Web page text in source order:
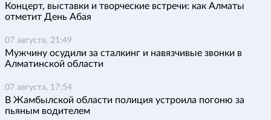
Концерт, выставки и творческие встречи: как Алматы
отметит День Абая
07 августа, 21:49
Мужчину осудили за сталкинг и навязчивые звонки в
Алматинской области
07 августа, 17:54
В Жамбылской области полиция устроила погоню за
пьяным водителем